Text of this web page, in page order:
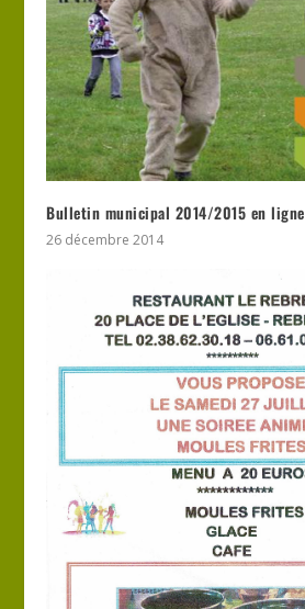
Bulletin municipal 2014/2015 en ligne
26 décembre 2014